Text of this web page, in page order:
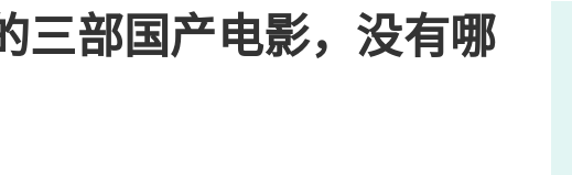
三部国产电影，没有哪